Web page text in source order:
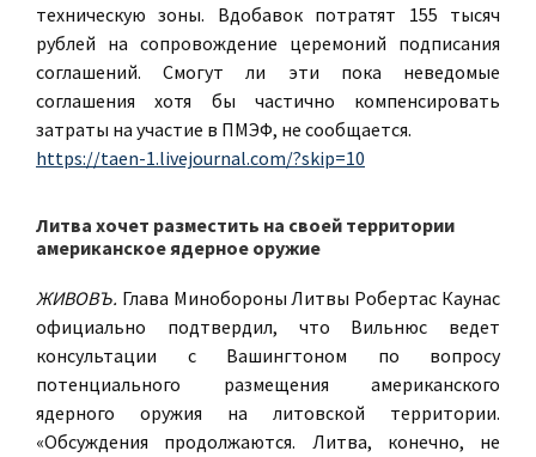
техническую зоны. Вдобавок потратят 155 тысяч
рублей на сопровождение церемоний подписания
соглашений. Смогут ли эти пока неведомые
соглашения хотя бы частично компенсировать
затраты на участие в ПМЭФ, не сообщается.
https://taen-1.livejournal.com/?skip=10
Литва хочет разместить на своей территории
американское ядерное оружие
ЖИВОВЪ. Глава Минобороны Литвы Робертас Каунас
официально подтвердил, что Вильнюс ведет
консультации с Вашингтоном по вопросу
потенциального размещения американского
ядерного оружия на литовской территории.
«Обсуждения продолжаются. Литва, конечно, не